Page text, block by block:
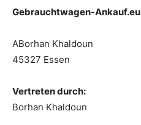
Gebrauchtwagen-Ankauf.eu
ABorhan Khaldoun
45327 Essen
Vertreten durch:
Borhan Khaldoun